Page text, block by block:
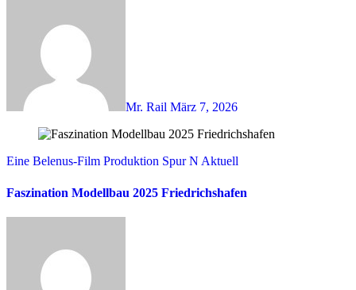
Mr. Rail März 7, 2026
Eine Belenus-Film Produktion Spur N Aktuell
Faszination Modellbau 2025 Friedrichshafen